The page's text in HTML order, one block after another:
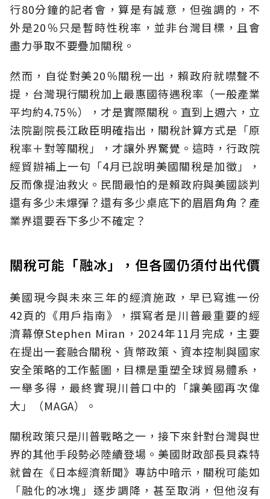
行80分鐘的記者會，算是有誠意，但強調的，不
外是20％只是暫時性稅率，並非台灣目標，且會
盡力爭取不要疊加關稅。
然而，自從對美20％關稅一出，賴政府就噤聲不
提，台灣現行關稅加上最惠國待遇稅率（一般產業
平均約4.75％），才是實際關稅。直到上週六，立
法院副院長江啟臣明確指出，關稅計算方式是「原
稅率＋對等關稅」，才讓外界驚覺。這時，行政院
經貿辦補上一句「4月已說明美國關稅是加徵」，
反而像提油救火。民間最怕的是賴政府與美國談判
還有多少未爆彈？還有多少桌底下的眉眉角角？產
業界還要吞下多少不確定？
關稅可能「融冰」，但各國仍須付出代價
美國現今與未來三年的經濟施政，早已寫進一份
42頁的《用戶指南》，撰寫者是川普最重要的經
濟幕僚Stephen Miran，2024年11月完成，主要
在提出一套融合關稅、貨幣政策、資本控制與國家
安全策略的工作藍圖，目標是重塑全球貿易體系，
一舉多得，最終實現川普口中的「讓美國再次偉
大」（MAGA）。
關稅政策只是川普戰略之一，接下來針對台灣與世
界的其他手段勢必陸續登場。美國財政部長貝森特
就曾在《日本經濟新聞》專訪中暗示，關稅可能如
「融化的冰塊」逐步調降，甚至取消，但他沒有